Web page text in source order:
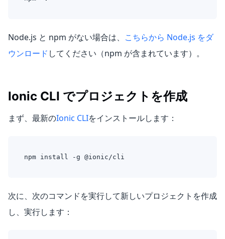
Node.js と npm がない場合は、 こちらから Node.js をダ
ウンロード してください（npm が含まれています）。
Ionic CLI でプロジェクトを作成
まず、最新のIonic CLIをインストールします：
npm install -g @ionic/cli
次に、次のコマンドを実行して新しいプロジェクトを作成
し、実行します：